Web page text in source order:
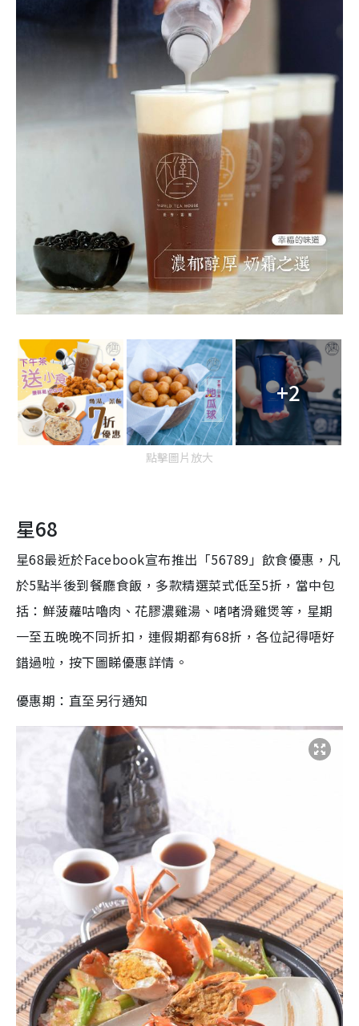
+2
點擊圖片放大
星68
星68最近於Facebook宣布推出「56789」飲食優惠，凡
於5點半後到餐廳食飯，多款精選菜式低至5折，當中包
括：鮮菠蘿咕嚕肉、花膠濃雞湯、啫啫滑雞煲等，星期
一至五晚晚不同折扣，連假期都有68折，各位記得唔好
錯過啦，按下圖睇優惠詳情。
優惠期：直至另行通知